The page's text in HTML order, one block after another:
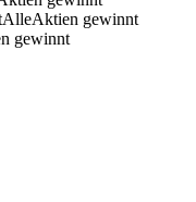
AlleAktien gewinnt
gewinnt